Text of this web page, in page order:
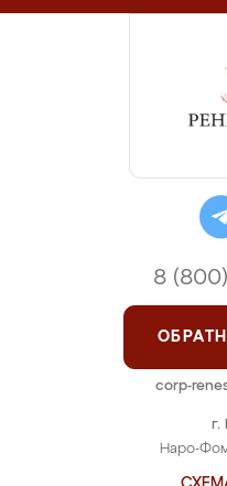
г.
Наро-
8 (800)
corp-